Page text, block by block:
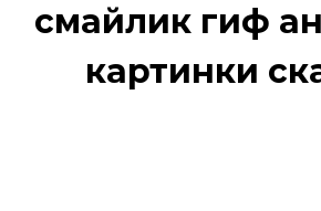
смайлик гиф
картинки